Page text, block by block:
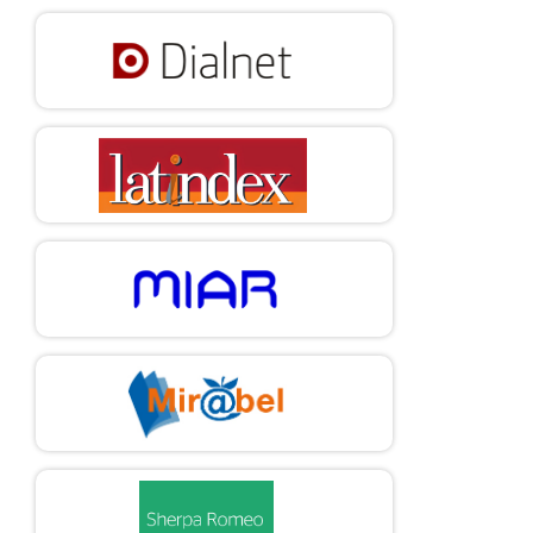
Assurance".Accounting Research Journal
https://doi.org/10.1108/ARJ-03-2017-0050
DOI:https://doi.org/10.1108/ARJ-03-2017-0050
Dechow, P. M., Sloan, R. G. y Sweeney, A. P. (1995).
"Detecting Earnings Management".
70(2), 193-225.https://www.jstor.org/stable/248303
DOI:https://doi.org/10.2308/TAR-9505096112
DiMaggio, P. J. y Powell, W. W. (1983).
Revisited: Institutional Isomorphism and Collective
Rationality in Organizational Fields".American Sociological
, 48(2), 147-160.https://doi.org/10.2307/2095101
https://doi.org/10.2307/2095101
Eisenhardt, K. M. (1989)."Agency Theory: An Assessment
https://doi.org/10.2307/258191